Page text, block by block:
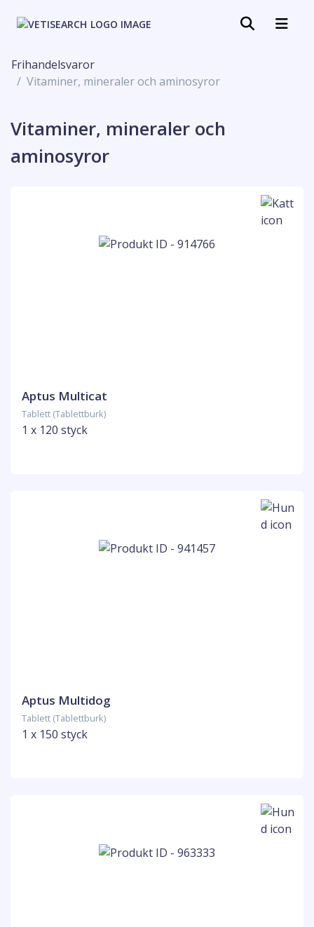
Frihandelsvaror
Vitaminer, mineraler och aminosyror
Vitaminer, mineraler och
aminosyror
Aptus Multicat
Tablett (Tablettburk)
1 x 120 styck
Aptus Multidog
Tablett (Tablettburk)
1 x 150 styck